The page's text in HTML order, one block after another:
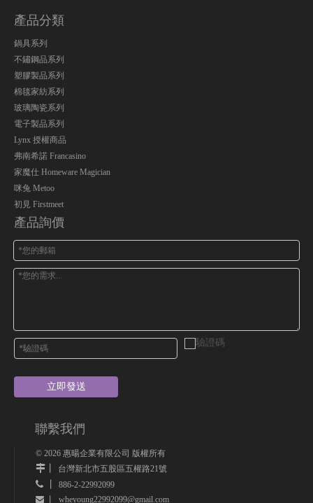
產品分類
鍋具系列
不鏽鋼品系列
塑膠製品系列
棉毯家紡系列
玻璃陶瓷系列
電子製品系列
Lynx 授權商品
弗南希諾 Francasino
家魔仕 Homeware Magician
咪兔 Metoo
初見 Firstmeet
產品詢價
立即發送
聯繫我們
© 2026 惠暘企業有限公司 版權所有
丨 台灣新北市五股區五權路21號
 丨 886-2-22992099
 丨 wheyoung22992099@gmail.com